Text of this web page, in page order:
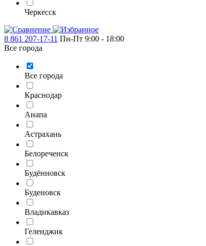
Черкесск
8 861 207-17-11 Пн-Пт 9:00 - 18:00
Все города
Все города
Краснодар
Анапа
Астрахань
Белореченск
Будённовск
Буденовск
Владикавказ
Геленджик